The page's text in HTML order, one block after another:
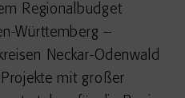
Regionalbudget
Württemberg –
Neckar-Odenwald
mit großer